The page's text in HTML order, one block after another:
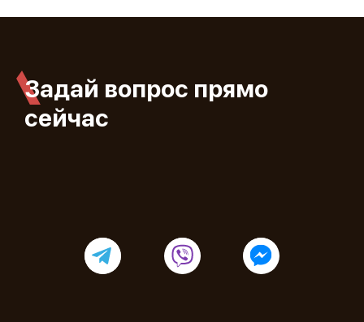
Задай вопрос прямо
сейчас